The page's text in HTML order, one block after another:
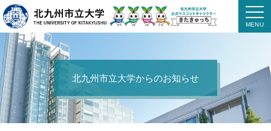
北九州市立大学からのお知らせ